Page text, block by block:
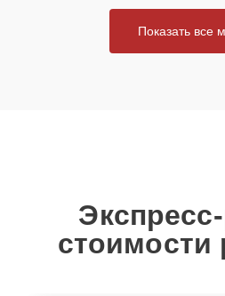
Показать все
стоимости